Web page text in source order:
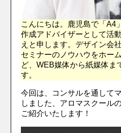
こんにちは。鹿児島で「A4
作成アドバイザーとして活
えと申します。デザイン会
セミナーのノウハウをホー
ど、WEB媒体から紙媒体ま
す。
今回は、コンサルを通して
しました、アロマスクール
ご紹介いたします！